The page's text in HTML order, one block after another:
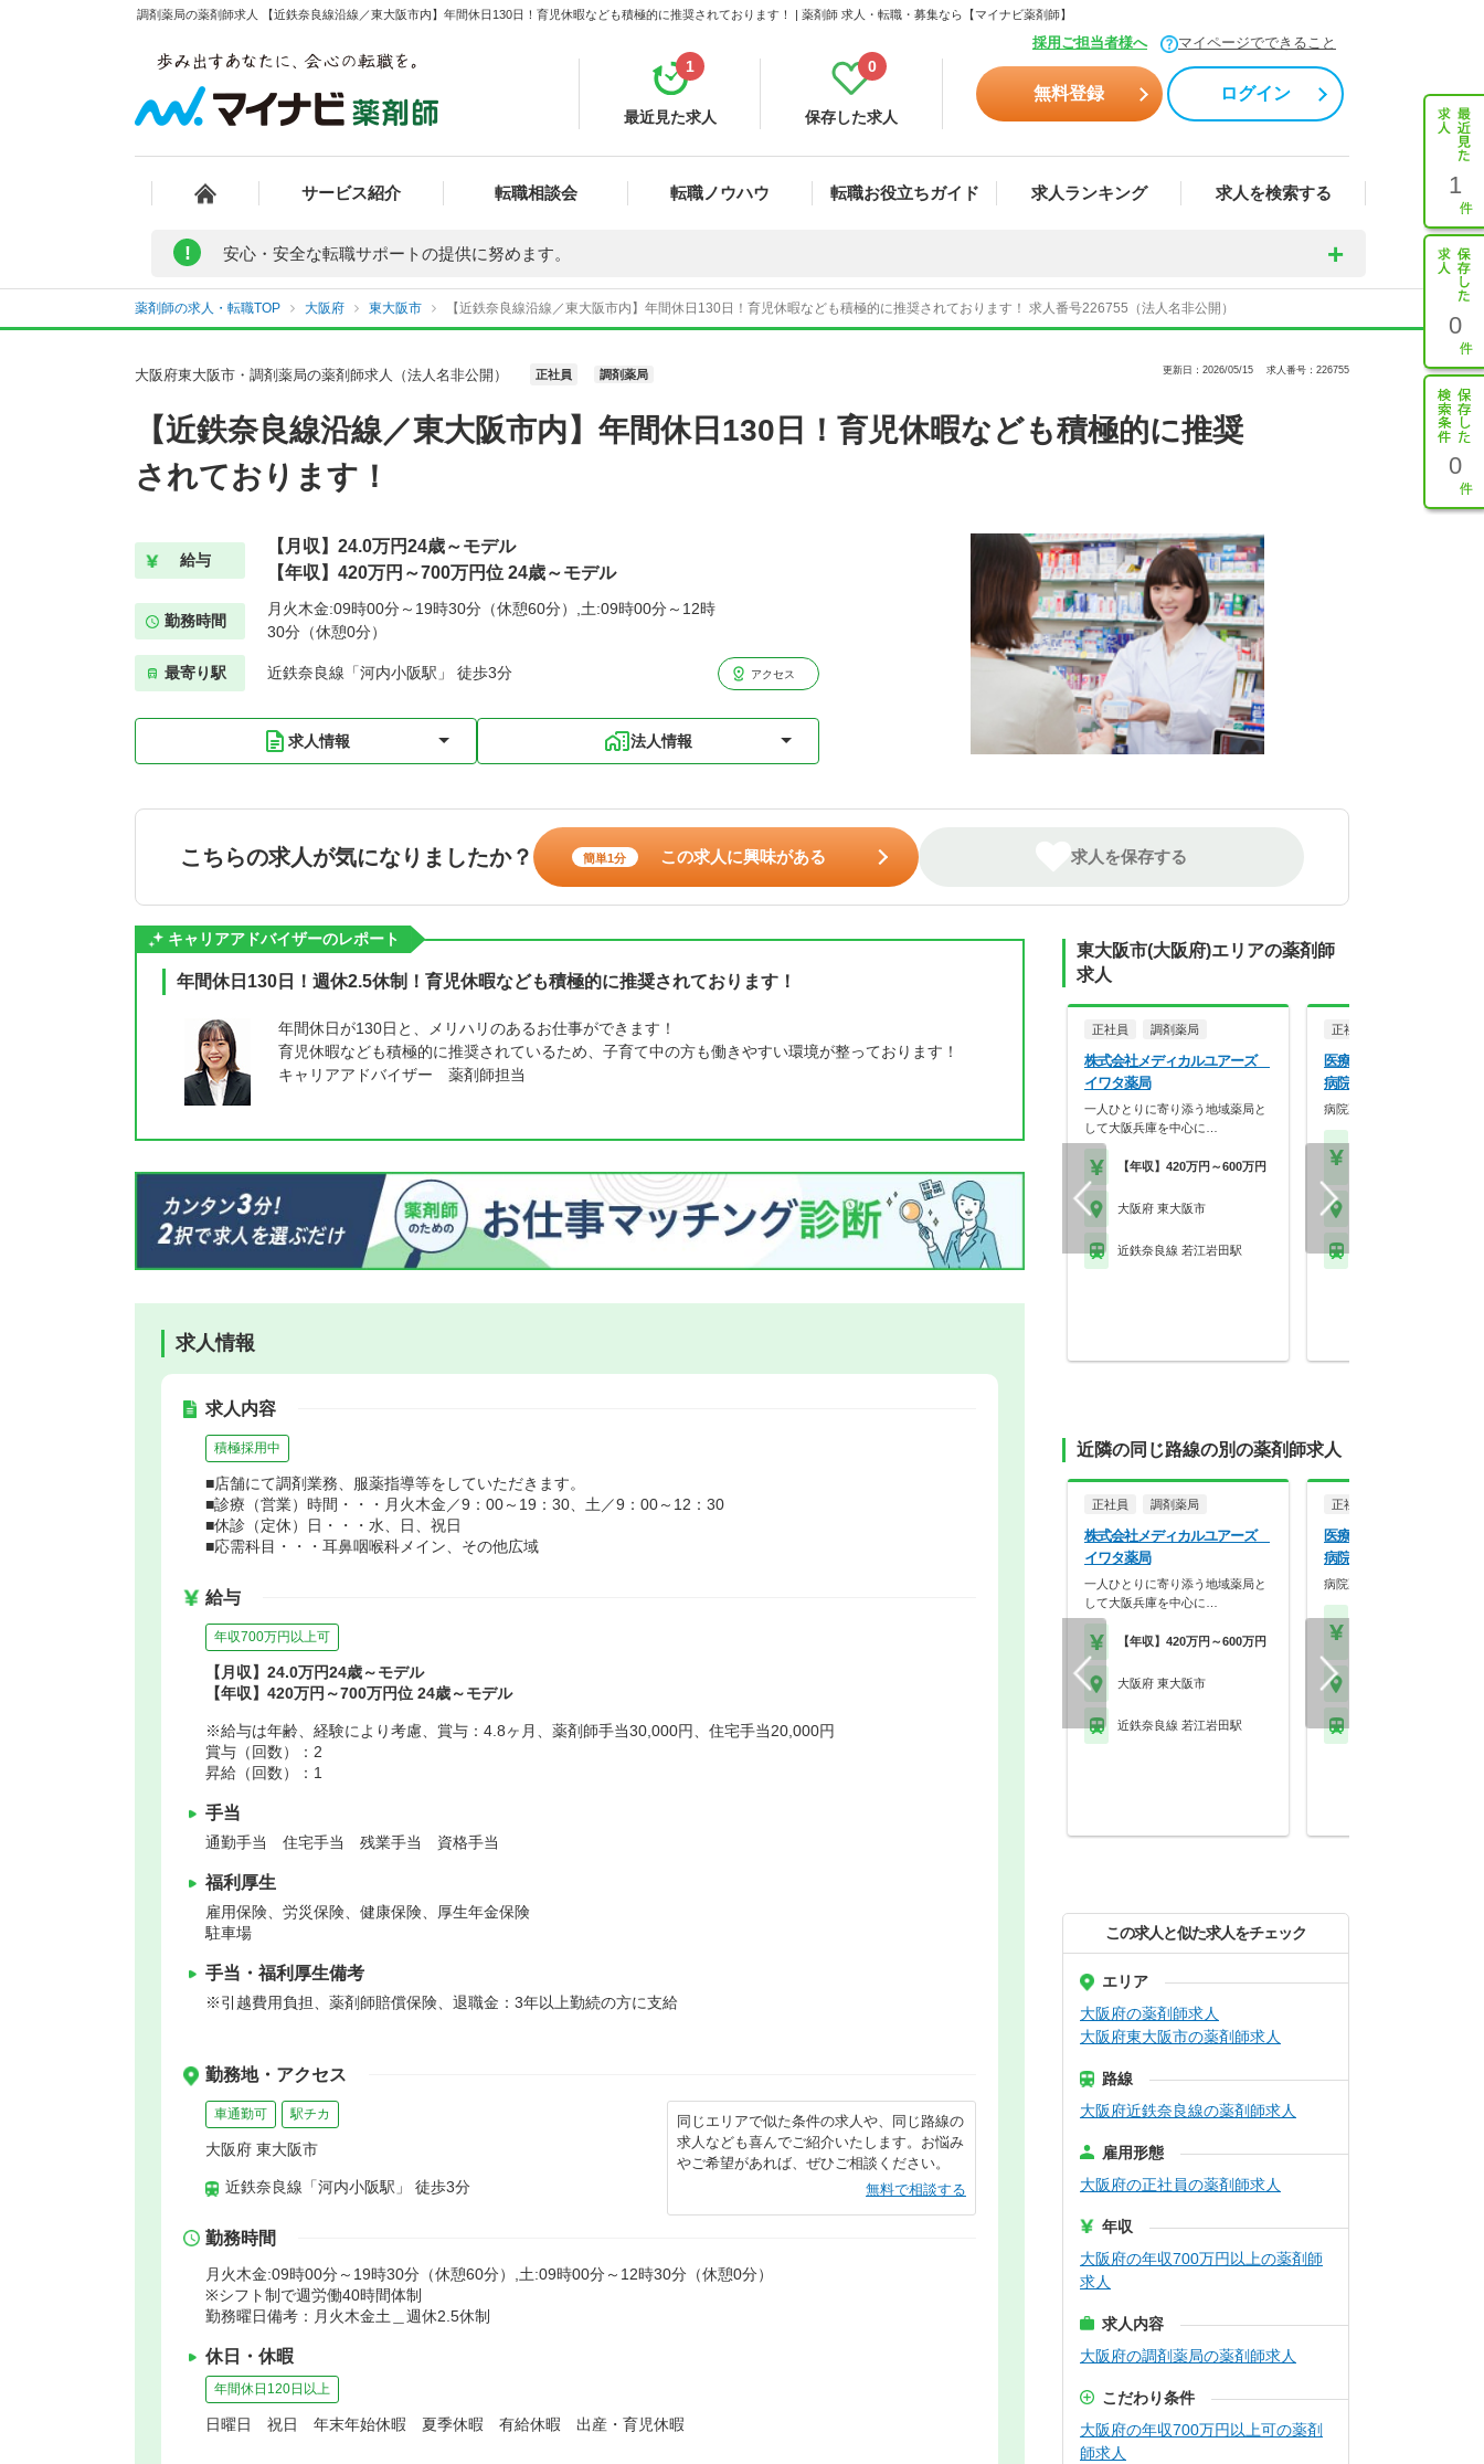
調剤薬局の薬剤師求人 【近鉄奈良線沿線／東大阪市内】年間休日130日！育児休暇なども積極的に推奨されております！ | 薬剤師 求人・転職・募集なら【マイナビ薬剤師】
採用ご担当者様へ マイページでできること
最近見た求人
1
保存した求人
0
無料登録 ログイン
サービス紹介 転職相談会 転職ノウハウ 転職お役立ちガイド 求人ランキング 求人を検索する 1
0
0
! 安心・安全な転職サポートの提供に努めます。
薬剤師の求人・転職TOP 大阪府 東大阪市 【近鉄奈良線沿線／東大阪市内】年間休日130日！育児休暇なども積極的に推奨されております！ 求人番号226755（法人名非公開）
大阪府東大阪市・調剤薬局の薬剤師求人（法人名非公開） 正社員 調剤薬局 更新日：2026/05/15 求人番号：226755
【近鉄奈良線沿線／東大阪市内】年間休日130日！育児休暇なども積極的に推奨
されております！
給与
【月収】24.0万円24歳～モデル
【年収】420万円～700万円位 24歳～モデル
勤務時間
月火木金:09時00分～19時30分（休憩60分）,土:09時00分～12時
30分（休憩0分）
最寄り駅 近鉄奈良線「河内小阪駅」 徒歩3分 アクセス
求人情報 法人情報
こちらの求人が気になりましたか？ 簡単1分 この求人に興味がある 求人を保存する
キャリアアドバイザーのレポート
年間休日130日！週休2.5休制！育児休暇なども積極的に推奨されております！
年間休日が130日と、メリハリのあるお仕事ができます！
育児休暇なども積極的に推奨されているため、子育て中の方も働きやすい環境が整っております！
キャリアアドバイザー 薬剤師担当
求人情報
求人内容
積極採用中
■店舗にて調剤業務、服薬指導等をしていただきます。
■診療（営業）時間・・・月火木金／9：00～19：30、土／9：00～12：30
■休診（定休）日・・・水、日、祝日
■応需科目・・・耳鼻咽喉科メイン、その他広域
給与
年収700万円以上可
【月収】24.0万円24歳～モデル
【年収】420万円～700万円位 24歳～モデル
※給与は年齢、経験により考慮、賞与：4.8ヶ月、薬剤師手当30,000円、住宅手当20,000円
賞与（回数）：2
昇給（回数）：1
手当
通勤手当 住宅手当 残業手当 資格手当
福利厚生
雇用保険、労災保険、健康保険、厚生年金保険
駐車場
手当・福利厚生備考
※引越費用負担、薬剤師賠償保険、退職金：3年以上勤続の方に支給
勤務地・アクセス
車通勤可 駅チカ
大阪府 東大阪市
近鉄奈良線「河内小阪駅」 徒歩3分
同じエリアで似た条件の求人や、同じ路線の
求人なども喜んでご紹介いたします。お悩み
やご希望があれば、ぜひご相談ください。
無料で相談する
勤務時間
月火木金:09時00分～19時30分（休憩60分）,土:09時00分～12時30分（休憩0分）
※シフト制で週労働40時間体制
勤務曜日備考：月火木金土＿週休2.5休制
休日・休暇
年間休日120日以上
日曜日 祝日 年末年始休暇 夏季休暇 有給休暇 出産・育児休暇
東大阪市(大阪府)エリアの薬剤師
求人
正社員 調剤薬局
株式会社メディカルユアーズ
イワタ薬局
一人ひとりに寄り添う地域薬局と
して大阪兵庫を中心に…
【年収】420万円～600万円
大阪府 東大阪市
近鉄奈良線 若江岩田駅
正社員
医療法人社団丸山会 八
病院
病院薬剤師の募集です！
近隣の同じ路線の別の薬剤師求人
正社員 調剤薬局
株式会社メディカルユアーズ
イワタ薬局
一人ひとりに寄り添う地域薬局と
して大阪兵庫を中心に…
【年収】420万円～600万円
大阪府 東大阪市
近鉄奈良線 若江岩田駅
正社員
医療法人社団丸山会 八
病院
病院薬剤師の募集です！
この求人と似た求人をチェック
エリア
大阪府の薬剤師求人
大阪府東大阪市の薬剤師求人
路線
大阪府近鉄奈良線の薬剤師求人
雇用形態
大阪府の正社員の薬剤師求人
年収
大阪府の年収700万円以上の薬剤師
求人
求人内容
大阪府の調剤薬局の薬剤師求人
こだわり条件
大阪府の年収700万円以上可の薬剤
師求人